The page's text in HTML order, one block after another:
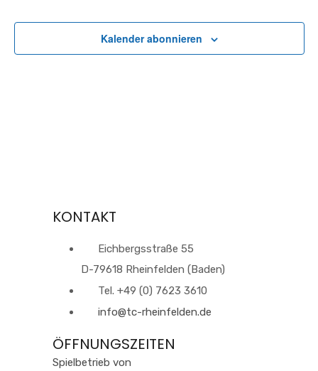
Kalender abonnieren
KONTAKT
Eichbergsstraße 55
D-79618 Rheinfelden (Baden)
Tel. +49 (0) 7623 3610
info@tc-rheinfelden.de
ÖFFNUNGSZEITEN
Spielbetrieb von